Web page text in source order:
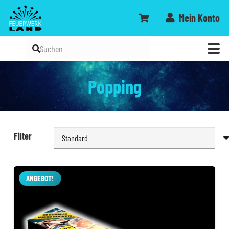
Mein Konto
Popping
Filter
ANGEBOT!